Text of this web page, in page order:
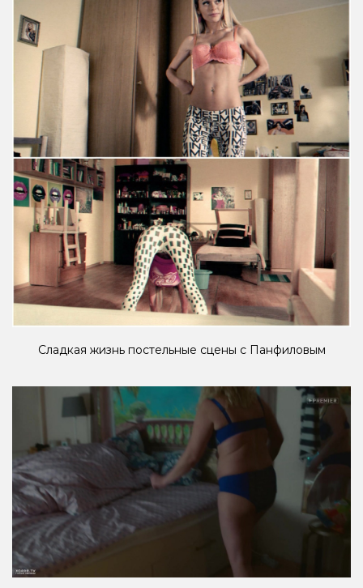
Сладкая жизнь постельные сцены с Панфиловым